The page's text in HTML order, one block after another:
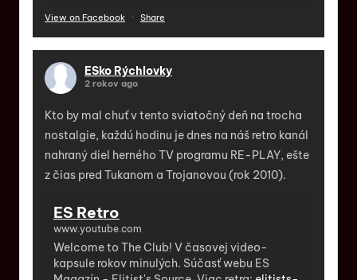
View on Facebook · Share
ESko Rýchlovky
2 rokov ago
Kto by mal chuť v tento sviatočný deň na trocha
nostalgie, každú hodinu je dnes na náš retro kanál
nahraný diel herného TV programu RE-PLAY, ešte
z čias pred Tukanom a Trojanovou (rok 2010).
ES Retro
www.youtube.com
Welcome to The Club! V časovej video-
kapsule rokov minulých. Súčasť webu ES